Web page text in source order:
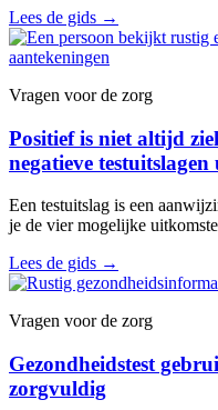
Lees de gids →
Vragen voor de zorg
Positief is niet altijd
negatieve testuitslagen
Een testuitslag is een
je de vier mogelijke
Lees de gids →
Vragen voor de zorg
Gezondheidstest
zorgvuldig